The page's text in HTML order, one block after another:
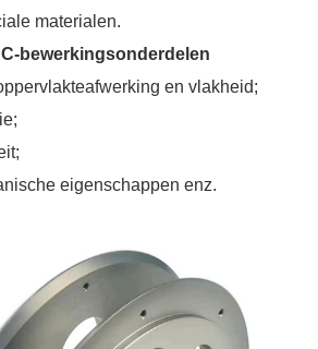
materialen.
bewerkingsonderdelen
en vlakheid;
eigenschappen enz.